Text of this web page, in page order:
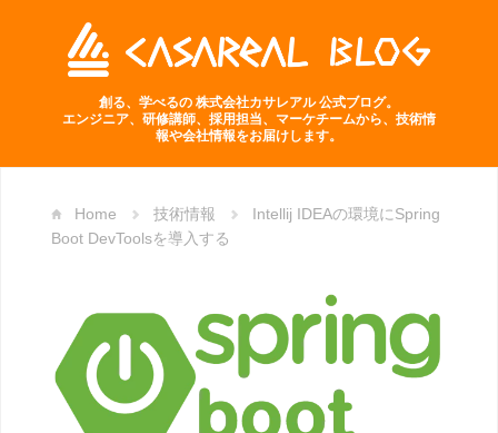
創る、学べるの 株式会社カサレアル 公式ブログ。
エンジニア、研修講師、採用担当、マーケチームから、技術情
報や会社情報をお届けします。
Home 技術情報
Intellij IDEAの環境にSpring
Boot DevToolsを導入する